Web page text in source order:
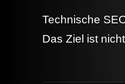
Technische
Das Ziel ist